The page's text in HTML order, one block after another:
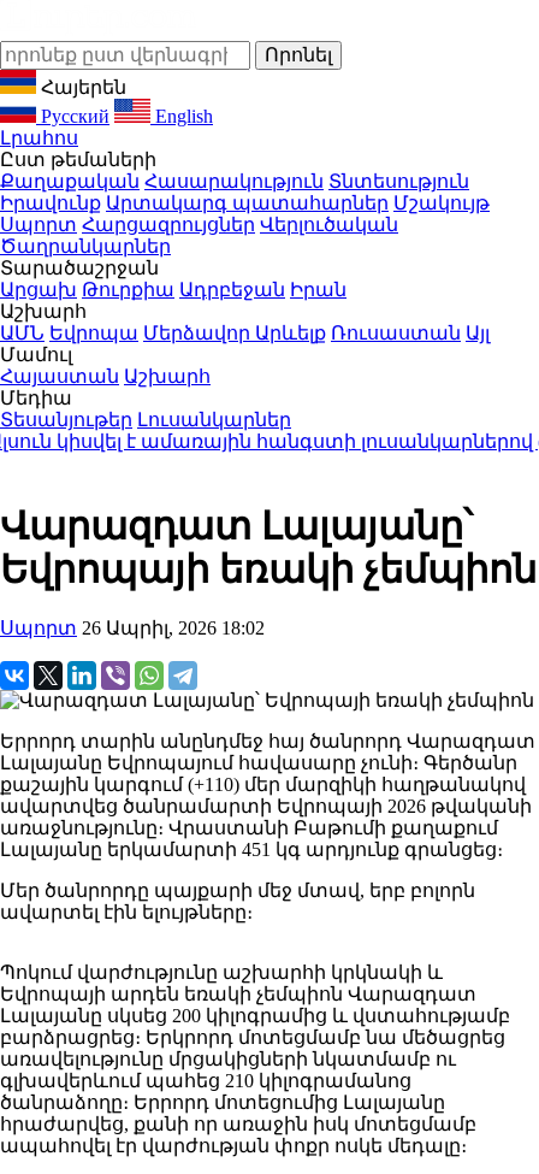
Հայերեն
Русский
English
Լրահոս
Ըստ թեմաների
Քաղաքական Հասարակություն Տնտեսություն
Իրավունք Արտակարգ պատահարներ Մշակույթ
Սպորտ Հարցազրույցներ Վերլուծական
Ծաղրանկարներ
Տարածաշրջան
Արցախ Թուրքիա Ադրբեջան Իրան
Աշխարհ
ԱՄՆ Եվրոպա Մերձավոր Արևելք Ռուսաստան Այլ
Մամուլ
Հայաստան Աշխարհ
Մեդիա
Տեսանյութեր Լուսանկարներ
կիսվել է ամառային հանգստի լուսանկարներով
Վարազդատ Լալայանը՝
Եվրոպայի եռակի չեմպիոն
Սպորտ 26 Ապրիլ, 2026 18:02
Երրորդ տարին անընդմեջ հայ ծանրորդ Վարազդատ
Լալայանը Եվրոպայում հավասարը չունի։ Գերծանր
քաշային կարգում (+110) մեր մարզիկի հաղթանակով
ավարտվեց ծանրամարտի Եվրոպայի 2026 թվականի
առաջնությունը։ Վրաստանի Բաթումի քաղաքում
Լալայանը երկամարտի 451 կգ արդյունք գրանցեց։
Մեր ծանրորդը պայքարի մեջ մտավ, երբ բոլորն
ավարտել էին ելույթները։
Պոկում վարժությունը աշխարհի կրկնակի և
Եվրոպայի արդեն եռակի չեմպիոն Վարազդատ
Լալայանը սկսեց 200 կիլոգրամից և վստահությամբ
բարձրացրեց։ Երկրորդ մոտեցմամբ նա մեծացրեց
առավելությունը մրցակիցների նկատմամբ ու
գլխավերևում պահեց 210 կիլոգրամանոց
ծանրաձողը։ Երրորդ մոտեցումից Լալայանը
հրաժարվեց, քանի որ առաջին իսկ մոտեցմամբ
ապահովել էր վարժության փոքր ոսկե մեդալը։